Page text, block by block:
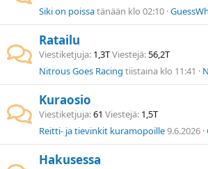
Siki on poissatänään klo 02:10
Ratailu
Viestiketjuja 1,3TViestejä 56,2T
Nitrous Goes Racing tiistaina klo 11:41
Kuraosio
Viestiketjuja 61 Viestejä 1,5T
Reitti- ja tievinkit kuramopoille9.6.2026
Hakusessa